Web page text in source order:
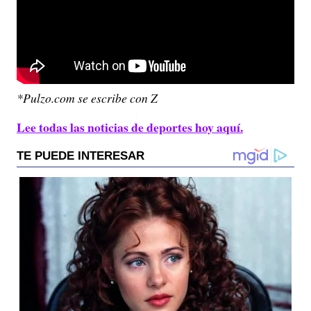
*Pulzo.com se escribe con Z
Lee todas las noticias de deportes hoy aquí.